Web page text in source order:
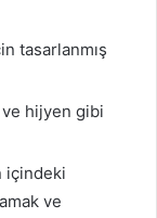
tasarlanmış
ve hijyen gibi
içindeki
ve